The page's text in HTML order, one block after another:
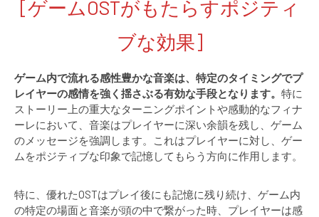
[ゲームOSTがもたらすポジティ
ブな効果]
ゲーム内で流れる感性豊かな音楽は、特定のタイミングでプ
レイヤーの感情を強く揺さぶる有効な手段となります。 特に
ストーリー上の重大なターニングポイントや感動的なフィナ
ーレにおいて、音楽はプレイヤーに深い余韻を残し、ゲーム
のメッセージを強調します。これはプレイヤーに対し、ゲー
ムをポジティブな印象で記憶してもらう方向に作用します。
特に、優れたOSTはプレイ後にも記憶に残り続け、ゲーム内
の特定の場面と音楽が頭の中で繋がった時、プレイヤーは感